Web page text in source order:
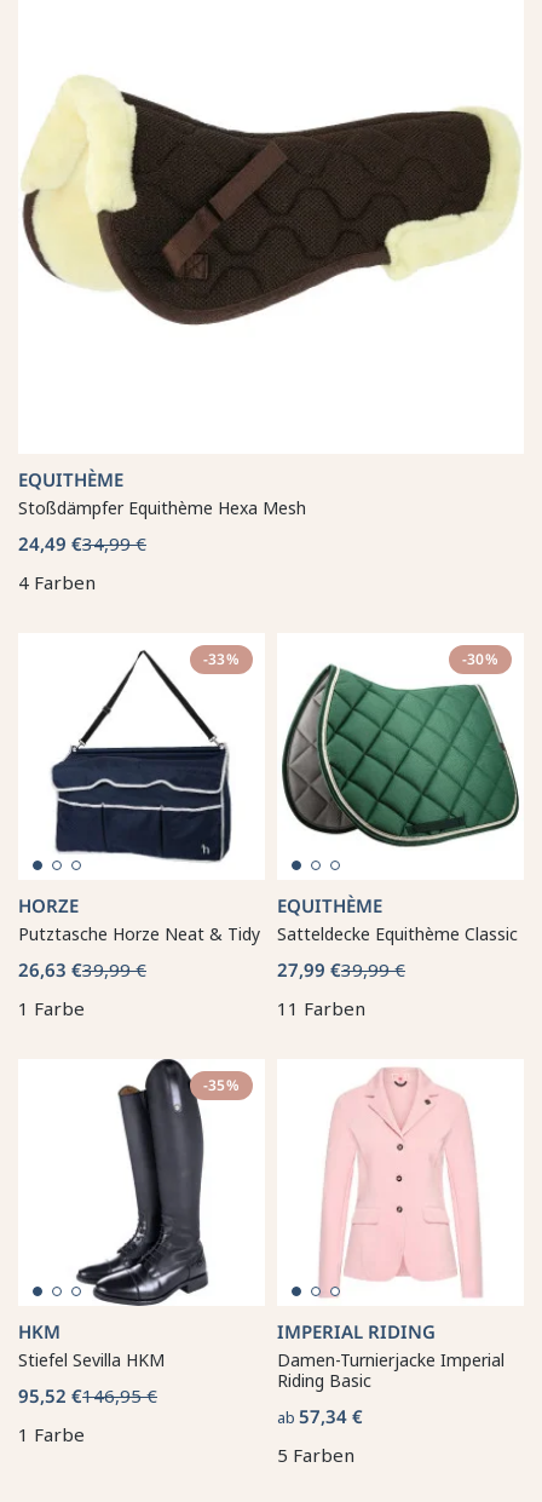
EQUITHÈME
Stoßdämpfer Equithème Hexa Mesh
24,49 €34,99 €
4 Farben
-33%
HORZE
Putztasche Horze Neat & Tidy
26,63 €39,99 €
1 Farbe
-30%
EQUITHÈME
Satteldecke Equithème Classic
27,99 €39,99 €
11 Farben
-35%
HKM
Stiefel Sevilla HKM
95,52 €146,95 €
1 Farbe
IMPERIAL RIDING
Damen-Turnierjacke Imperial
Riding Basic
ab 57,34 €
5 Farben